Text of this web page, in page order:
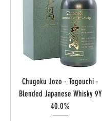
Chugoku Jozo - Togouchi -
Blended Japanese Whisky 9Y
40.0%